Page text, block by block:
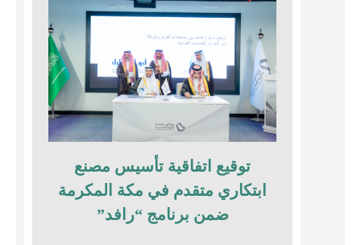
توقيع اتفاقية تأسيس مصنع
ابتكاري متقدم في مكة المكرمة
ضمن برنامج “رافد”